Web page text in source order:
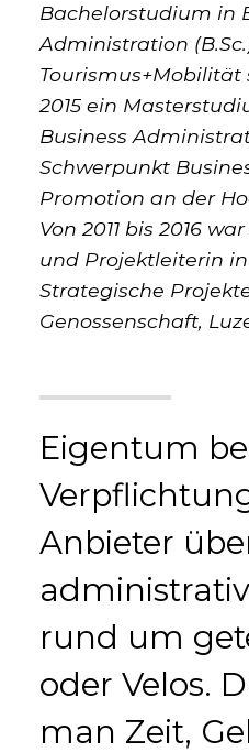
Bachelorstudium in
Administration
Tourismus+Mobilität
2015 ein
Business
Schwerpunkt
Promotion an der
Von 2011 bis 2016
und Projektleiterin
Strategische
Genossenschaft,
Eigentum
Anbieter
rund um
oder Velos.
man Zeit,